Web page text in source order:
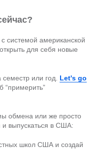
системой американской
для себя новые
или год. Let's go
“примерить”
обмена или же просто
и выпускаться в США:
школ США и создай